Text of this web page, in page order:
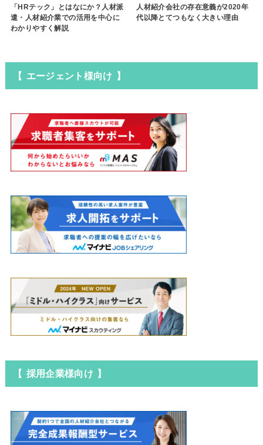
「HRテック」とはなにか？人材派
遣・人材紹介業での活用を中心に
わかりやすく解説
人材紹介会社の存在意義が2020年
代以降とてつもなく大きい理由
【 エージェント様向け 】
【 採用企業様向け 】